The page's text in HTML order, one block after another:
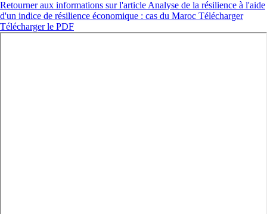
Retourner aux informations sur l'article Analyse de la résilience à l'aide
d'un indice de résilience économique : cas du Maroc Télécharger
Télécharger le PDF